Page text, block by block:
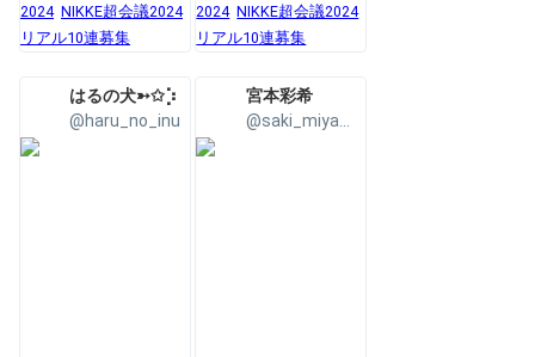
2024 NIKKE超会議2024
リアル10連募集
2024 NIKKE超会議2024
リアル10連募集
はるの犬➳✩⡱
@haru_no_inu
宮本彩希